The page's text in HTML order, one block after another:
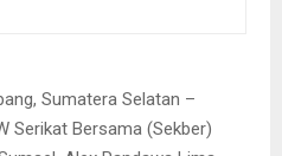
Sumatera Selatan –
Serikat Bersama (Sekber)